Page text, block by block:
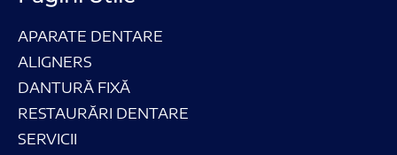
APARATE DENTARE
ALIGNERS
DANTURĂ FIXĂ
RESTAURĂRI DENTARE
SERVICII